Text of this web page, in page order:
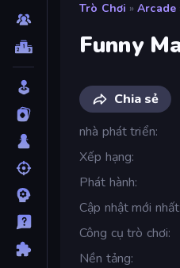
Trò Chơi » Arcade
Funny
Chia sẻ
nhà phát triển
Xếp hạng
Phát hành
Cập nhật mới nhất
Công cụ trò chơi
Nền tảng